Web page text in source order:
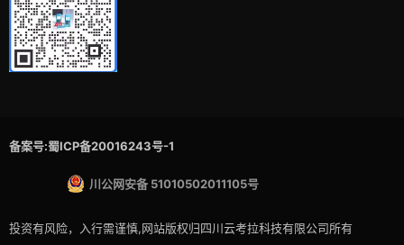
备案号:蜀ICP备20016243号-1
川公网安备 51010502011105号
投资有风险，入行需谨慎,网站版权归四川云考拉科技有限公司所有